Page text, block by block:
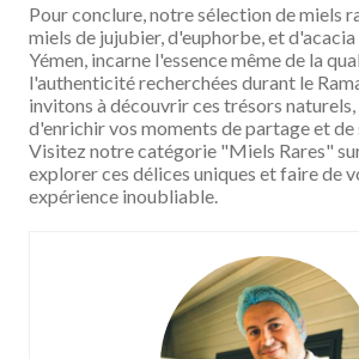
Pour conclure, notre sélection de miels
miels de jujubier, d'euphorbe, et
Yémen, incarne l'essence même de la
l'authenticité recherchées durant le
invitons à découvrir ces trésors
d'enrichir vos moments de partage et
Visitez notre catégorie "Miels Rares"
explorer ces délices uniques et faire de
expérience inoubliable.